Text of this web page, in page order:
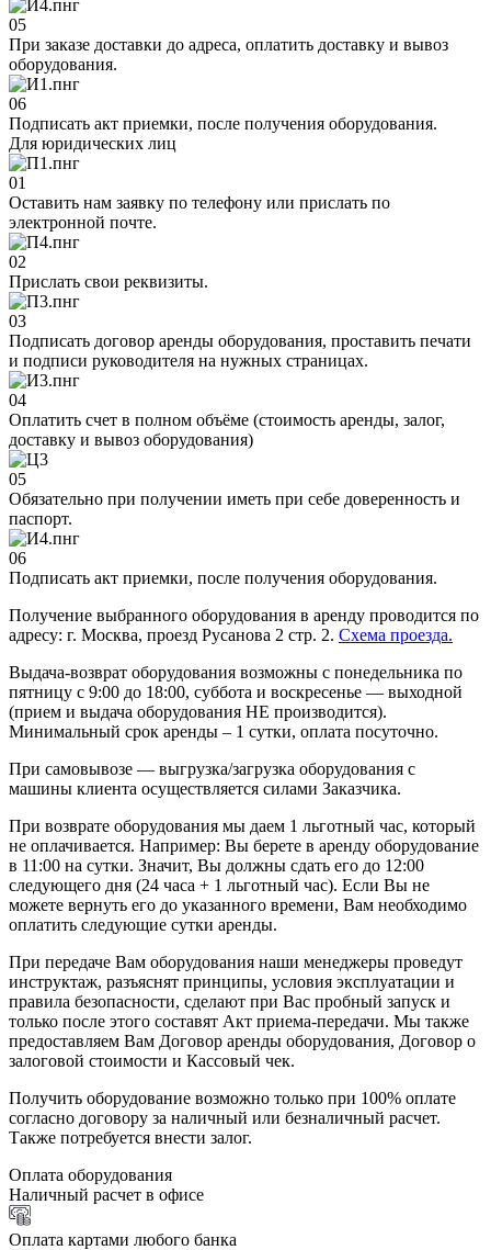
05
При заказе доставки до адреса, оплатить доставку и вывоз
оборудования.
06
Подписать акт приемки, после получения оборудования.
Для юридических лиц
01
Оставить нам заявку по телефону или прислать по
электронной почте.
02
Прислать свои реквизиты.
03
Подписать договор аренды оборудования, проставить печати
и подписи руководителя на нужных страницах.
04
Оплатить счет в полном объёме (стоимость аренды, залог,
доставку и вывоз оборудования)
05
Обязательно при получении иметь при себе доверенность и
паспорт.
06
Подписать акт приемки, после получения оборудования.
Получение выбранного оборудования в аренду проводится по
адресу: г. Москва, проезд Русанова 2 стр. 2. Схема проезда.
Выдача-возврат оборудования возможны с понедельника по
пятницу с 9:00 до 18:00, суббота и воскресенье — выходной
(прием и выдача оборудования НЕ производится).
Минимальный срок аренды – 1 сутки, оплата посуточно.
При самовывозе — выгрузка/загрузка оборудования с
машины клиента осуществляется силами Заказчика.
При возврате оборудования мы даем 1 льготный час, который
не оплачивается. Например: Вы берете в аренду оборудование
в 11:00 на сутки. Значит, Вы должны сдать его до 12:00
следующего дня (24 часа + 1 льготный час). Если Вы не
можете вернуть его до указанного времени, Вам необходимо
оплатить следующие сутки аренды.
При передаче Вам оборудования наши менеджеры проведут
инструктаж, разъяснят принципы, условия эксплуатации и
правила безопасности, сделают при Вас пробный запуск и
только после этого составят Акт приема-передачи. Мы также
предоставляем Вам Договор аренды оборудования, Договор о
залоговой стоимости и Кассовый чек.
Получить оборудование возможно только при 100% оплате
согласно договору за наличный или безналичный расчет.
Также потребуется внести залог.
Оплата оборудования
Наличный расчет в офисе
Оплата картами любого банка